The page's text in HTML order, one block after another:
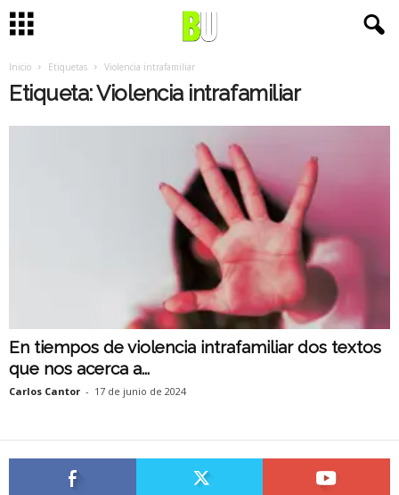
Inicio Etiquetas Violencia intrafamiliar
Etiqueta: Violencia intrafamiliar
En tiempos de violencia intrafamiliar dos textos
que nos acerca a...
Carlos Cantor - 17 de junio de 2024